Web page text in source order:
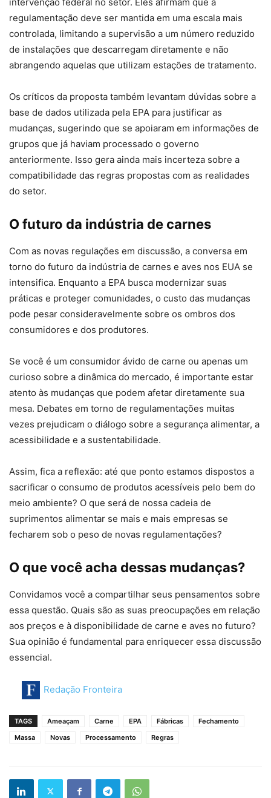
regulamentação deve ser mantida em uma escala mais
controlada, limitando a supervisão a um número reduzido
de instalações que descarregam diretamente e não
abrangendo aquelas que utilizam estações de tratamento.
Os críticos da proposta também levantam dúvidas sobre a
base de dados utilizada pela EPA para justificar as
mudanças, sugerindo que se apoiaram em informações de
grupos que já haviam processado o governo
anteriormente. Isso gera ainda mais incerteza sobre a
compatibilidade das regras propostas com as realidades
do setor.
O futuro da indústria de carnes
Com as novas regulações em discussão, a conversa em
torno do futuro da indústria de carnes e aves nos EUA se
intensifica. Enquanto a EPA busca modernizar suas
práticas e proteger comunidades, o custo das mudanças
pode pesar consideravelmente sobre os ombros dos
consumidores e dos produtores.
Se você é um consumidor ávido de carne ou apenas um
curioso sobre a dinâmica do mercado, é importante estar
atento às mudanças que podem afetar diretamente sua
mesa. Debates em torno de regulamentações muitas
vezes prejudicam o diálogo sobre a segurança alimentar, a
acessibilidade e a sustentabilidade.
Assim, fica a reflexão: até que ponto estamos dispostos a
sacrificar o consumo de produtos acessíveis pelo bem do
meio ambiente? O que será de nossa cadeia de
suprimentos alimentar se mais e mais empresas se
fecharem sob o peso de novas regulamentações?
O que você acha dessas mudanças?
Convidamos você a compartilhar seus pensamentos sobre
essa questão. Quais são as suas preocupações em relação
aos preços e à disponibilidade de carne e aves no futuro?
Sua opinião é fundamental para enriquecer essa discussão
essencial.
Redação Fronteira
TAGS Ameaçam Carne EPA Fábricas
Fechamento
Massa
Novas Processamento Regras